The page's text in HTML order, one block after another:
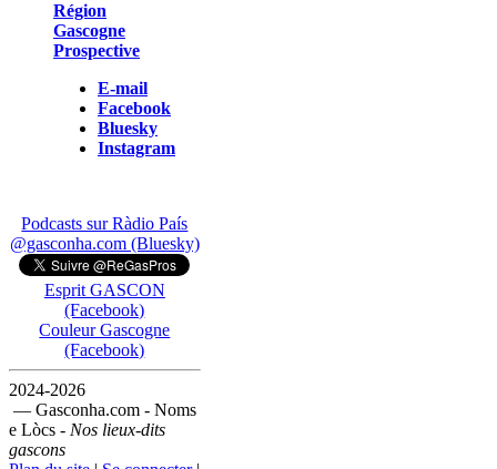
Région
Gascogne
Prospective
E-mail
Facebook
Bluesky
Instagram
Podcasts sur Ràdio País
@gasconha.com (Bluesky)
Esprit GASCON
(Facebook)
Couleur Gascogne
(Facebook)
2024-2026
— Gasconha.com - Noms
e Lòcs - Nos lieux-dits
gascons